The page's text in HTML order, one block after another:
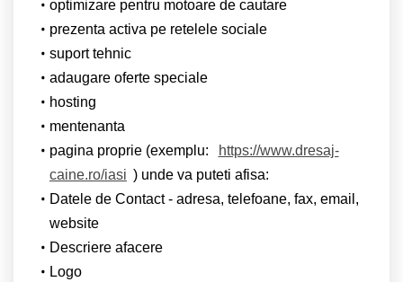
optimizare pentru motoare de cautare
prezenta activa pe retelele sociale
suport tehnic
adaugare oferte speciale
hosting
mentenanta
pagina proprie (exemplu:
https://www.dresaj-
caine.ro/iasi ) unde va puteti afisa:
Datele de Contact - adresa, telefoane, fax, email,
website
Descriere afacere
Logo